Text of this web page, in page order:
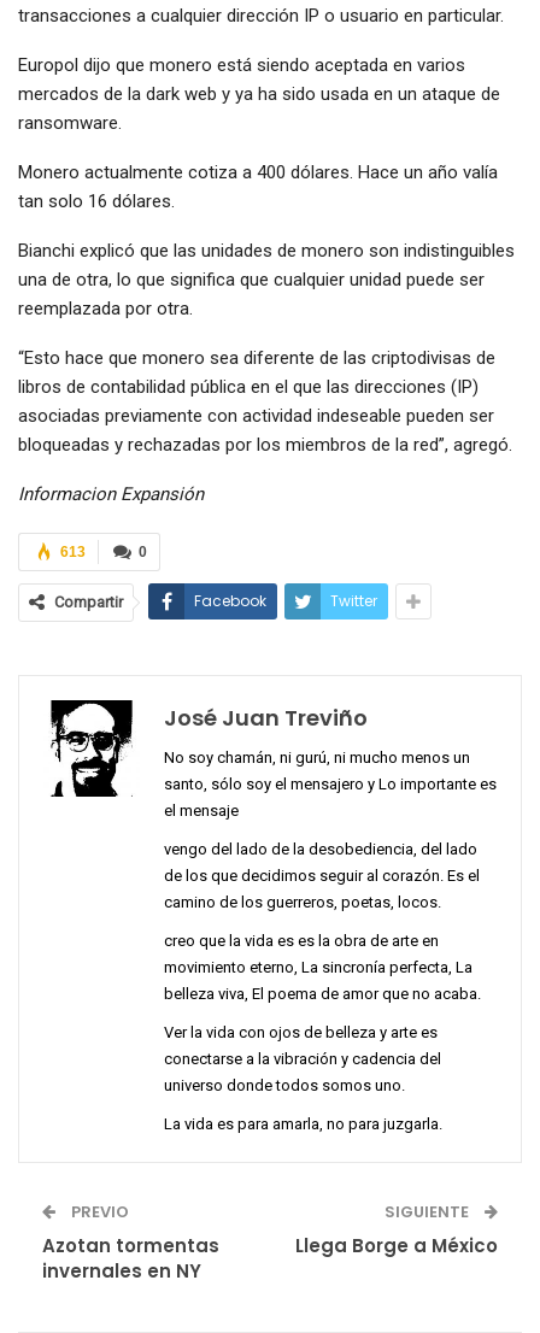
transacciones a cualquier dirección IP o usuario en particular.
Europol dijo que monero está siendo aceptada en varios
mercados de la dark web y ya ha sido usada en un ataque de
ransomware.
Monero actualmente cotiza a 400 dólares. Hace un año valía
tan solo 16 dólares.
Bianchi explicó que las unidades de monero son indistinguibles
una de otra, lo que significa que cualquier unidad puede ser
reemplazada por otra.
“Esto hace que monero sea diferente de las criptodivisas de
libros de contabilidad pública en el que las direcciones (IP)
asociadas previamente con actividad indeseable pueden ser
bloqueadas y rechazadas por los miembros de la red”, agregó.
Informacion Expansión
0
613
Compartir Facebook Twitter
José Juan Treviño
No soy chamán, ni gurú, ni mucho menos un
santo, sólo soy el mensajero y Lo importante es
el mensaje
vengo del lado de la desobediencia, del lado
de los que decidimos seguir al corazón. Es el
camino de los guerreros, poetas, locos.
creo que la vida es es la obra de arte en
movimiento eterno, La sincronía perfecta, La
belleza viva, El poema de amor que no acaba.
Ver la vida con ojos de belleza y arte es
conectarse a la vibración y cadencia del
universo donde todos somos uno.
La vida es para amarla, no para juzgarla.
PREVIO
Azotan tormentas
invernales en NY
SIGUIENTE
Llega Borge a México